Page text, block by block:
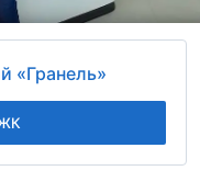
«Гранель»